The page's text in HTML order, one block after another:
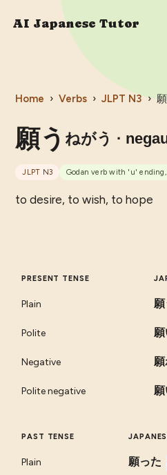
AI Japanese Tutor
Home › Verbs › JLPT N3 ›
願う ねがう ·
JLPT N3 Godan verb with 'u'
to desire, to wish, to hope
PRESENT TENSE
Plain 願
Polite
Negative
Polite negative
PAST TENSE
Plain 願った